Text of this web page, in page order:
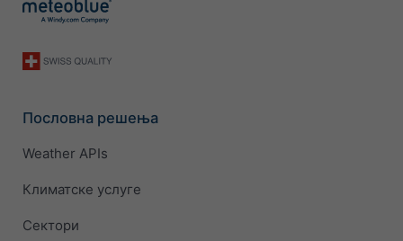
Пословна решења
Weather APIs
Климатске услуге
Сектори